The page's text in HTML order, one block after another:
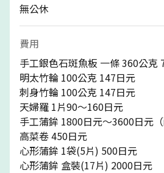
無公休
費用
手工銀色石斑魚板 一條 360公克
明太竹輪 100公克 147日元
刺身竹輪 100公克 147日元
天婦羅 1片90～160日元
手工蒲鉾 1800日元～3600日元（
高菜卷 450日元
心形蒲鉾 1袋(5片) 500日元
心形蒲鉾 盒裝(17片) 2000日元